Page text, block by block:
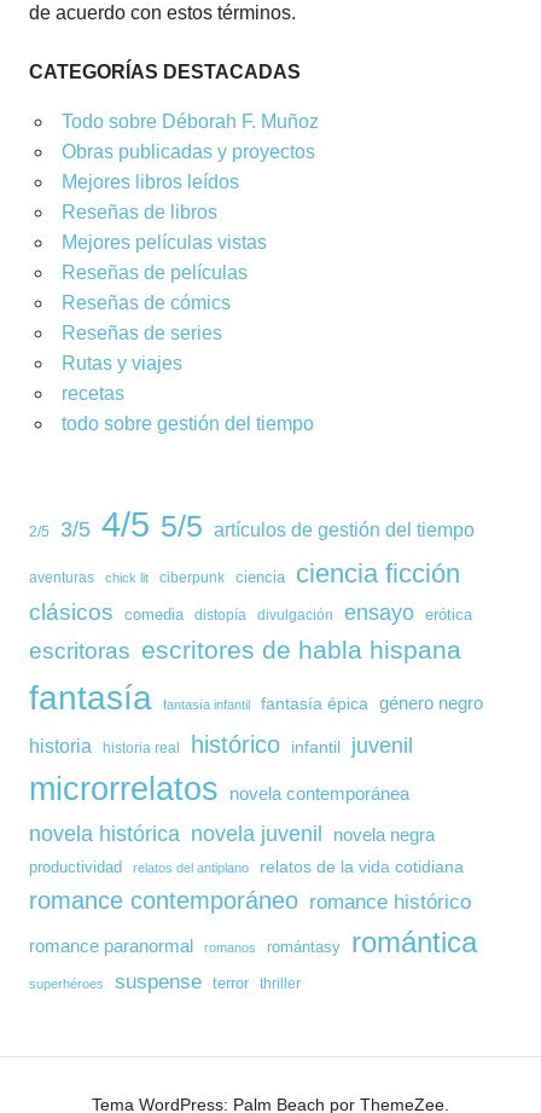
de acuerdo con estos términos.
CATEGORÍAS DESTACADAS
Todo sobre Déborah F. Muñoz
Obras publicadas y proyectos
Mejores libros leídos
Reseñas de libros
Mejores películas vistas
Reseñas de películas
Reseñas de cómics
Reseñas de series
Rutas y viajes
recetas
todo sobre gestión del tiempo
2/5 3/5 4/5 5/5 artículos de gestión del tiempo
aventuras chick lit ciberpunk ciencia ciencia ficción
clásicos comedia distopía divulgación ensayo erótica
escritoras escritores de habla hispana
fantasía fantasía infantil fantasía épica género negro
historia historia real histórico infantil juvenil
microrrelatos novela contemporánea
novela histórica novela juvenil novela negra
productividad relatos del antiplano relatos de la vida cotidiana
romance contemporáneo romance histórico
romance paranormal romanos romántasy romántica
superhéroes suspense terror thriller
Tema WordPress: Palm Beach por ThemeZee.